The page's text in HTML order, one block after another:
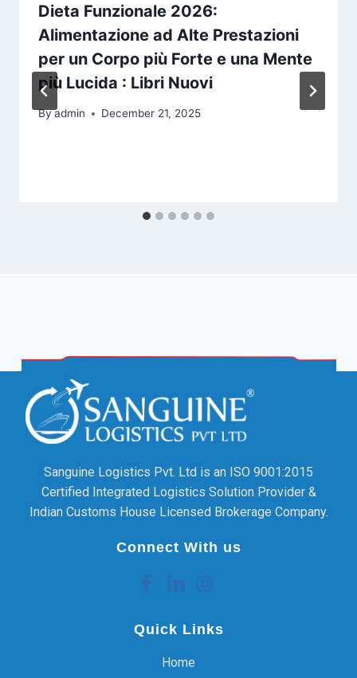
Dieta Funzionale 2026:
Alimentazione ad Alte Prestazioni
per un Corpo più Forte e una Mente
più Lucida : Libri Nuovi
Byadmin December 21, 2025
Sanguine Logistics Pvt. Ltd is an ISO 9001:2015
Certified Integrated Logistics Solution Provider &
Indian Customs House Licensed Brokerage Company.
Connect With us
Quick Links
Home